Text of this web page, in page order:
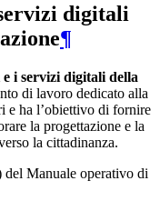
digitali
¶
i servizi digitali della
di lavoro dedicato alla
e ha l’obiettivo di fornire
la progettazione e la
la cittadinanza.
del Manuale operativo di